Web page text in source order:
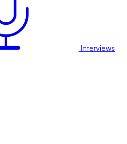
Interviews